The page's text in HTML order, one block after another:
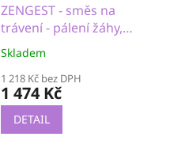
ZENGEST - směs na
trávení - pálení žáhy,
reflux, rozpouštění
hlenu, střevní obtíže
Skladem
1 218 Kč bez DPH
1 474 Kč
DETAIL